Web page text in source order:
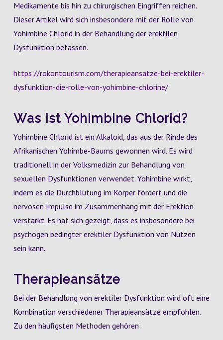
Medikamente bis hin zu chirurgischen Eingriffen reichen.
Dieser Artikel wird sich insbesondere mit der Rolle von
Yohimbine Chlorid in der Behandlung der erektilen
Dysfunktion befassen.
https://rokontourism.com/therapieansatze-bei-erektiler-
dysfunktion-die-rolle-von-yohimbine-chlorine/
Was ist Yohimbine Chlorid?
Yohimbine Chlorid ist ein Alkaloid, das aus der Rinde des
Afrikanischen Yohimbe-Baums gewonnen wird. Es wird
traditionell in der Volksmedizin zur Behandlung von
sexuellen Dysfunktionen verwendet. Yohimbine wirkt,
indem es die Durchblutung im Körper fördert und die
nervösen Impulse im Zusammenhang mit der Erektion
verstärkt. Es hat sich gezeigt, dass es insbesondere bei
psychogen bedingter erektiler Dysfunktion von Nutzen
sein kann.
Therapieansätze
Bei der Behandlung von erektiler Dysfunktion wird oft eine
Kombination verschiedener Therapieansätze empfohlen.
Zu den häufigsten Methoden gehören: